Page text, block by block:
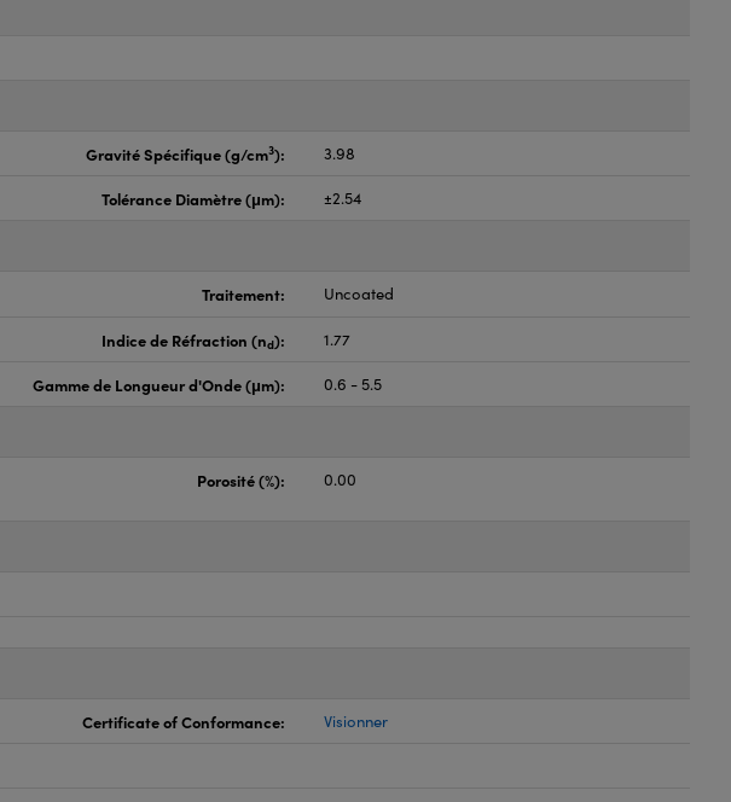
Gravité Spécifique (g/cm3): 3.98
Tolérance Diamètre (μm): ±2.54
Traitement: Uncoated
Indice de Réfraction (nd): 1.77
Gamme de Longueur d'Onde (μm): 0.6 - 5.5
Porosité (%): 0.00
Certificate of Conformance: Visionner